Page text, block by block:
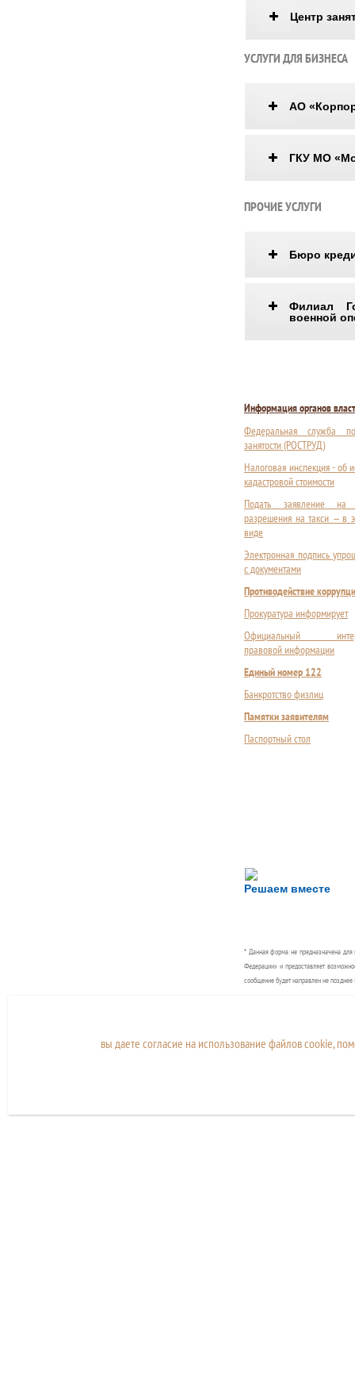
Центр
УСЛУГИ ДЛЯ БИЗНЕСА
АО
ГКУ МО
ПРОЧИЕ УСЛУГИ
Бюро
Филиал
военной
Информация органов
Федеральная служба
занятости (РОСТРУД)
Налоговая инспекция - об
кадастровой стоимости
Подать заявление на
разрешения на такси — в
виде
Электронная подпись
с документами
Противодействие
Прокуратура информирует
Официальный
правовой информации
Единый номер 122
Банкротство физлиц
Памятки заявителям
Паспортный стол
Решаем вместе
Сложности с
Сообщите об этом
* Данная форма не предназначена
Федерации» и предоставляет
сообщение будет направлен не
муниципальных
вы даете согласие на использование файлов cookie,